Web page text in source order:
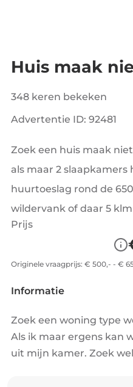
Huis maak
348 keren bekeken
Advertentie ID: 92481
Zoek een huis maak
als maar 2 slaapkamers
huurtoeslag rond de
wildervank of daar 5
Prijs
Originele vraagprijs: € 500,- - €
Informatie
Zoek een woning type
Als ik maar ergens kan
uit mijn kamer. Zoek